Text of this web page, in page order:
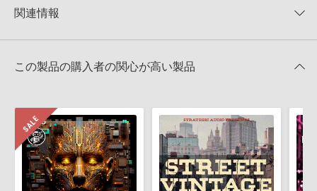
★5
★4
★1
KONTAKTフォーマットは、
でお使いいただけます。無償版のKONTAKT PLAYERではお使いい
4GBを超えるデータに関するご注意：FAT32でフォーマットされた
きます際には、NTFSやHFS＋でフォーマットされたHDDをご用意
いただく必要がございます。
製品の購入手続き完了後、受注確認メールとシリアルナンバーをお
知らせするメールの2通が送信されます。メールに記載されており
ます説明に沿って、製品のダウンロード／導入を行って下さい。
関連情報
マーセール！
この製品の購入者の関心が高い製品